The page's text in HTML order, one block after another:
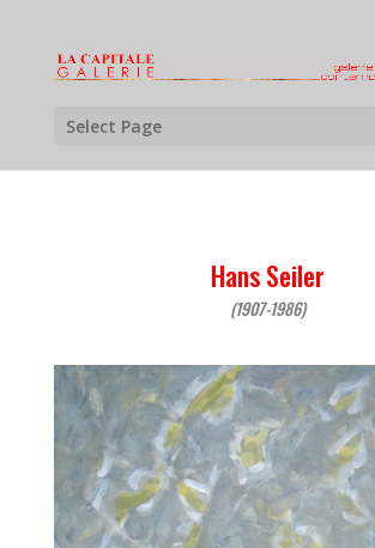
Select Page
Hans Seiler
(1907-1986)